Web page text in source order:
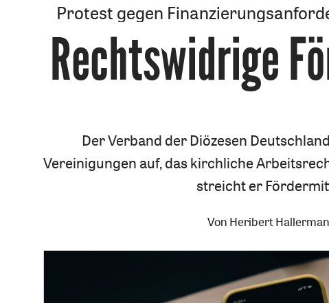
Protest gegen
:
Rechtswidrige
Der Verband der Diözesen
Vereinigungen auf, das kirchliche
streicht er
Von Heribert